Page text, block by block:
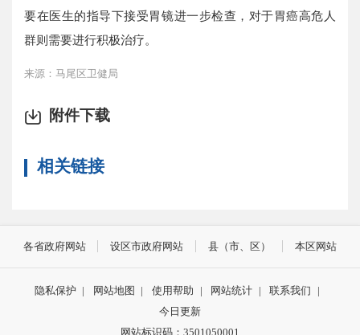
要在医生的指导下接受胃镜进一步检查，对于胃癌高危人
群则需要进行积极治疗。
来源：马尾区卫健局
附件下载
相关链接
各省政府网站 设区市政府网站 县（市、区） 本区网站
隐私保护 | 网站地图 | 使用帮助 | 网站统计 | 联系我们
|
今日更新
网站标识码：3501050001